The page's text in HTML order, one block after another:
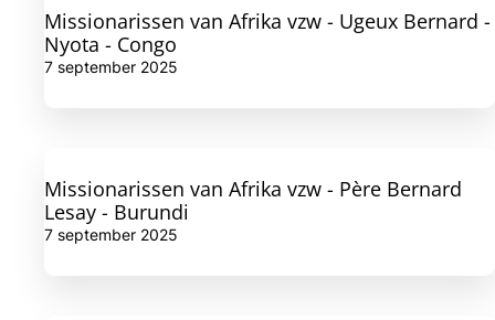
Missionarissen van Afrika vzw - Ugeux Bernard -
Nyota - Congo
7 september 2025
Missionarissen van Afrika vzw - Père Bernard
Lesay - Burundi
7 september 2025